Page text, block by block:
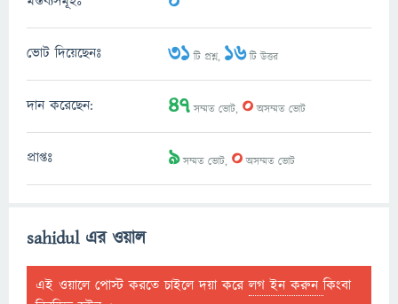
ভোট দিয়েছেনঃ 31টি প্রশ্ন, 16টি উত্তর
দান করেছেন: 47সম্মত ভোট, 0অসম্মত ভোট
প্রাপ্তঃ 9সম্মত ভোট, 0অসম্মত ভোট
sahidul এর ওয়াল
এই ওয়ালে পোস্ট করতে চাইলে দয়া করেলগ ইন করুনকিংবা